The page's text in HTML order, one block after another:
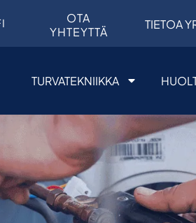
OTA
YHTEYTTÄ
TIETOA
TURVATEKNIIKKA